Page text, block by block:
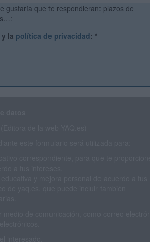
gustaría que te respondieran: plazos de
y la política de privacidad: *